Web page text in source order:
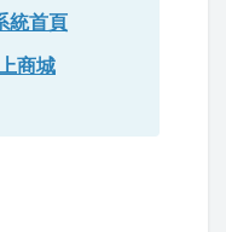
統首頁
商城